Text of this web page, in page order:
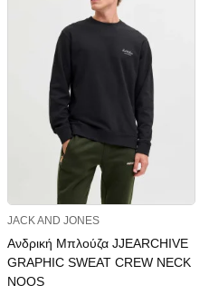
JACK AND JONES
Ανδρική Μπλούζα JJEARCHIVE
GRAPHIC SWEAT CREW NECK
NOOS